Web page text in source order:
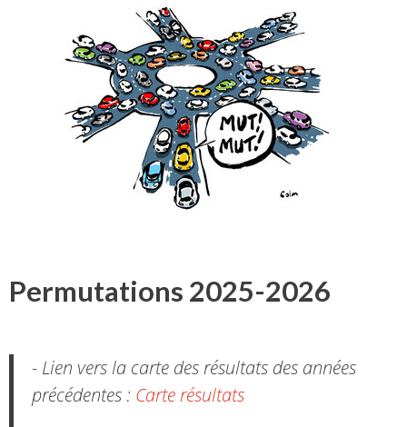
Permutations 2025-2026
- Lien vers la carte des résultats des années
précédentes : Carte résultats